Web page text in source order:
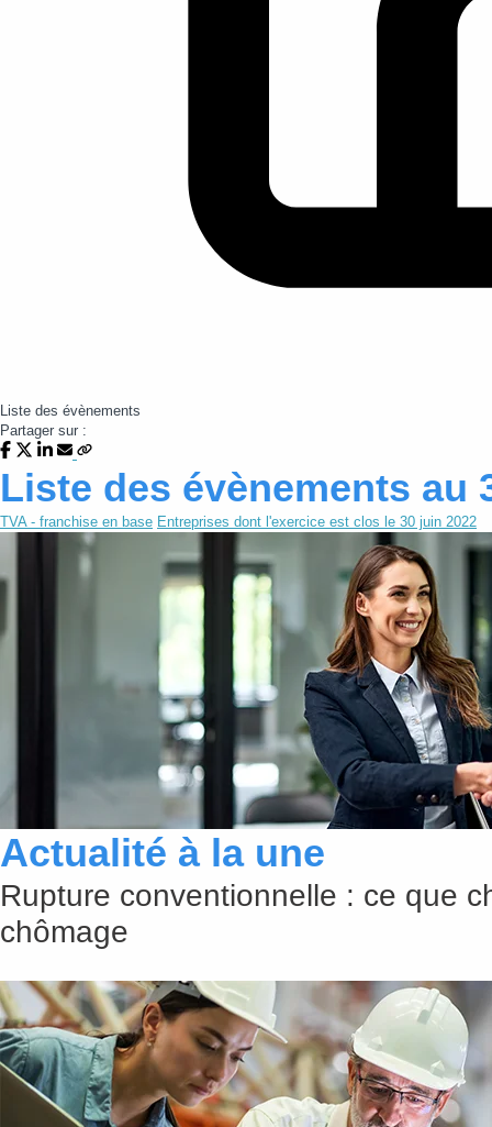
Liste des évènements
Partager sur :
Liste des évènements au
TVA - franchise en base Entreprises dont l'exercice est clos le 30 juin 2022
Actualité à la une
Rupture conventionnelle : ce que
chômage